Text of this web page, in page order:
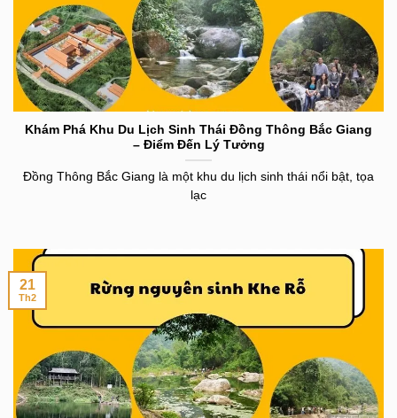
Khám Phá Khu Du Lịch Sinh Thái Đồng Thông Bắc Giang
– Điểm Đến Lý Tưởng
Đồng Thông Bắc Giang là một khu du lịch sinh thái nổi bật, tọa
lạc
21
Th2